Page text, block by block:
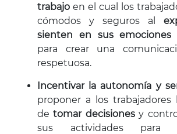
trabajo en el cual los
cómodos y seguros al
sienten en sus emociones
para crear una
respetuosa.
Incentivar la autonomía y
proponer a los trabajadores
detomar decisionesy
sus actividades para